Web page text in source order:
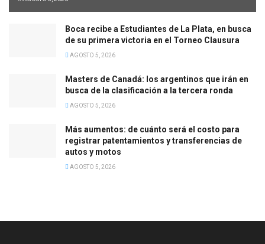
Boca recibe a Estudiantes de La Plata, en busca
de su primera victoria en el Torneo Clausura
AGOSTO 5, 2026
Masters de Canadá: los argentinos que irán en
busca de la clasificación a la tercera ronda
AGOSTO 5, 2026
Más aumentos: de cuánto será el costo para
registrar patentamientos y transferencias de
autos y motos
AGOSTO 5, 2026